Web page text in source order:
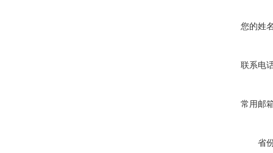
您的姓
联系电
常用邮
省